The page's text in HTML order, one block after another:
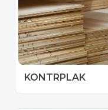
KONTRPLAK